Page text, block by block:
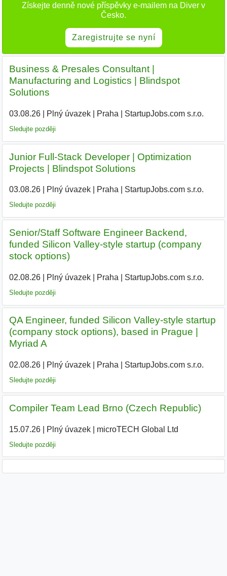
Získejte denně nové příspěvky e-mailem na Diver v
Česko.
Zaregistrujte se nyní
Business & Presales Consultant |
Manufacturing and Logistics | Blindspot
Solutions
03.08.26| Plný úvazek| Praha StartupJobs.com s.r.o.
Sledujte později
Junior Full-Stack Developer | Optimization
Projects | Blindspot Solutions
03.08.26| Plný úvazek| Praha StartupJobs.com s.r.o.
Sledujte později
Senior/Staff Software Engineer Backend,
funded Silicon Valley-style startup (company
stock options)
02.08.26| Plný úvazek| Praha StartupJobs.com s.r.o.
Sledujte později
QA Engineer, funded Silicon Valley-style startup
(company stock options), based in Prague |
Myriad A
02.08.26| Plný úvazek| Praha StartupJobs.com s.r.o.
Sledujte později
Compiler Team Lead Brno (Czech Republic)
15.07.26| Plný úvazek| microTECH Global Ltd
Sledujte později